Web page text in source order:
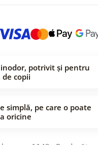
inodor, potrivit și pentru
copii
simplă, pe care o poate
oricine